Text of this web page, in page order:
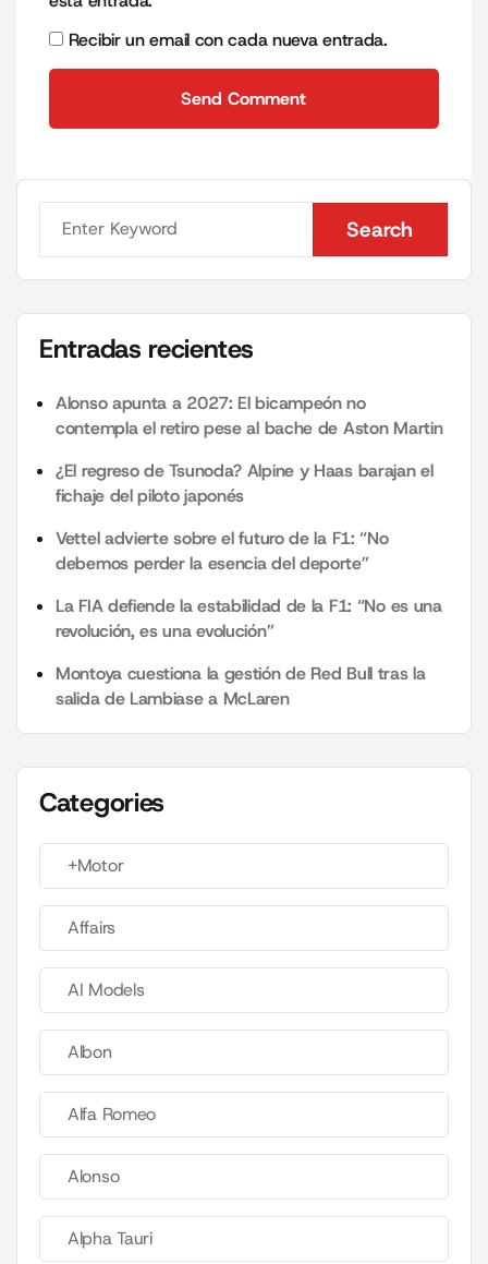
Recibir un email con cada nueva entrada.
Send Comment
Search
Search
Entradas recientes
Alonso apunta a 2027: El bicampeón no
contempla el retiro pese al bache de Aston Martin
¿El regreso de Tsunoda? Alpine y Haas barajan el
fichaje del piloto japonés
Vettel advierte sobre el futuro de la F1: “No
debemos perder la esencia del deporte”
La FIA defiende la estabilidad de la F1: “No es una
revolución, es una evolución”
Montoya cuestiona la gestión de Red Bull tras la
salida de Lambiase a McLaren
Categories
+Motor
Affairs
AI Models
Albon
Alfa Romeo
Alonso
Alpha Tauri